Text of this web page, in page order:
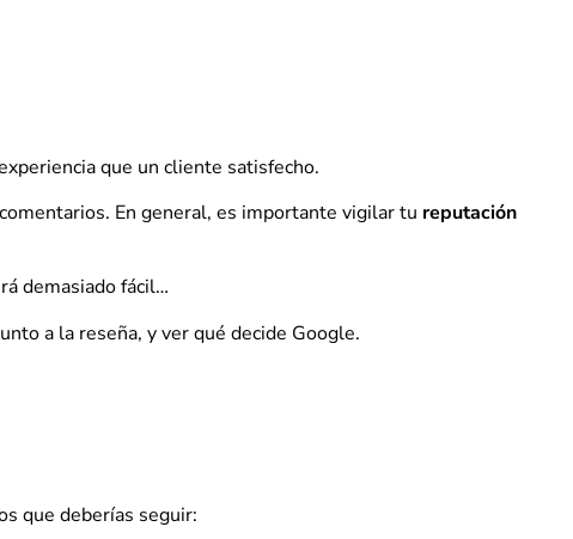
que un cliente satisfecho.
En general, es importante vigilar tu reputación
demasiado fácil…
a la reseña, y ver qué decide Google.
que deberías seguir: